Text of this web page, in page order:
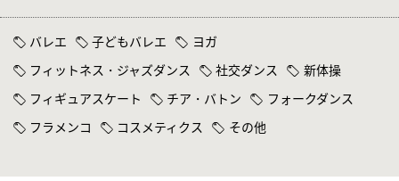
バレエ 子どもバレエ
ヨガ
フィットネス・ジャズダンス
社交ダンス
新体操
フィギュアスケート
チア・バトン
フォークダンス
フラメンコ
コスメティクス その他